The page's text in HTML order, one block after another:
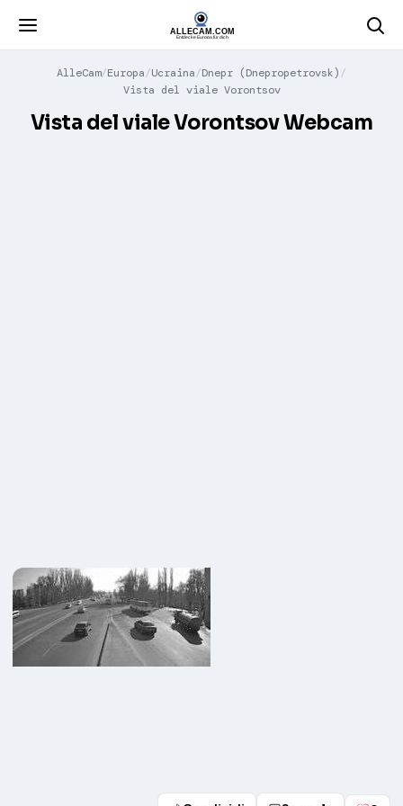
AlleCam Europa Ucraina Dnepr (Dnepropetrovsk)
Vista del viale Vorontsov
Vista del viale Vorontsov Webcam